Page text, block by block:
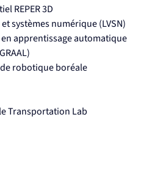
REPER 3D
systèmes numérique (LVSN)
apprentissage automatique
robotique boréale
Transportation Lab